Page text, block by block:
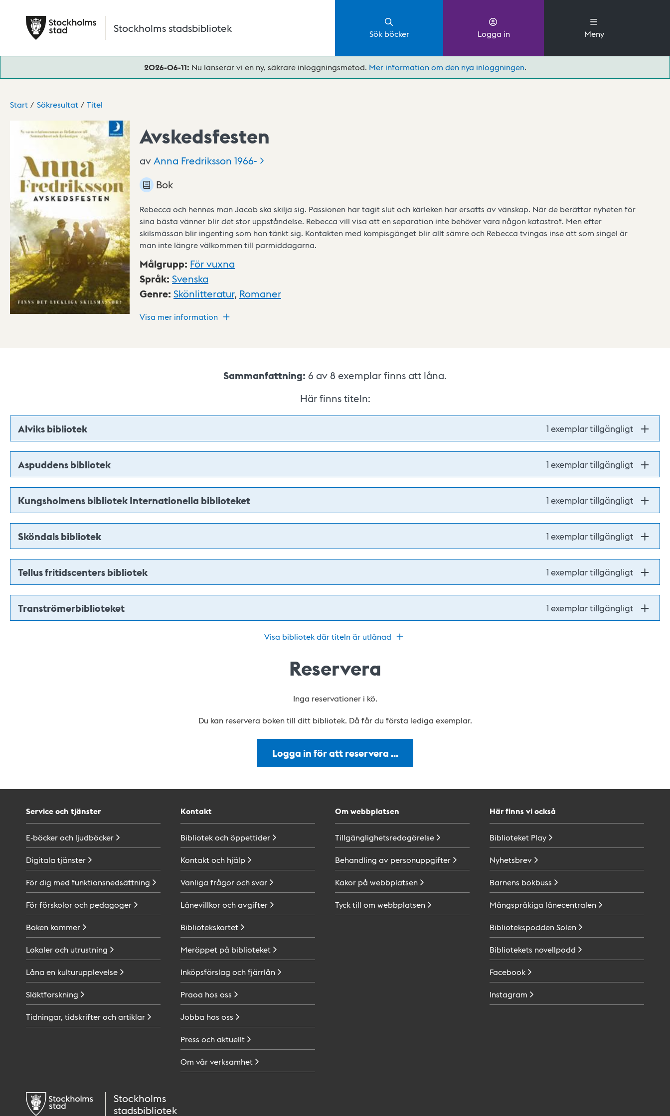
Stockholms stadsbibliotek Sök böcker Logga in Meny
2026-06-11: Nu lanserar vi en ny, säkrare inloggningsmetod. Mer information om den nya inloggningen.
Start Sökresultat Titel
Avskedsfesten
avAnna Fredriksson 1966-
Bok
Rebecca och hennes man Jacob ska skilja sig. Passionen har tagit slut och kärleken har ersatts av vänskap. När de berättar nyheten för
sina bästa vänner blir det stor uppståndelse. Rebecca vill visa att en separation inte behöver vara någon katastrof. Men efter
skilsmässan blir ingenting som hon tänkt sig. Kontakten med kompisgänget blir allt sämre och Rebecca tvingas inse att som singel är
man inte längre välkommen till parmiddagarna.
Målgrupp: För vuxna
Språk: Svenska
Genre: Skönlitteratur, Romaner
Visa mer information
Sammanfattning: 6 av 8 exemplar finns att låna.
Här finns titeln:
Alviks bibliotek 1 exemplar tillgängligt
Aspuddens bibliotek 1 exemplar tillgängligt
Kungsholmens bibliotek Internationella biblioteket 1 exemplar tillgängligt
Sköndals bibliotek 1 exemplar tillgängligt
Tellus fritidscenters bibliotek 1 exemplar tillgängligt
Tranströmerbiblioteket 1 exemplar tillgängligt
Visa bibliotek där titeln är utlånad
Reservera
Inga reservationer i kö.
Du kan reservera boken till ditt bibliotek. Då får du första lediga exemplar.
Logga in för att reservera …
Service och tjänster
E-böcker och ljudböcker
Digitala tjänster
För dig med funktionsnedsättning
För förskolor och pedagoger
Boken kommer
Lokaler och utrustning
Låna en kulturupplevelse
Släktforskning
Tidningar, tidskrifter ochartiklar
Kontakt
Bibliotek ochöppettider
Kontakt och hjälp
Vanliga frågor ochsvar
Lånevillkor ochavgifter
Bibliotekskortet
Meröppet på biblioteket
Inköpsförslag ochfjärrlån
Praoa hos oss
Jobba hos oss
Press ochaktuellt
Om vårverksamhet
Om webbplatsen
Tillgänglighetsredogörelse
Behandling av personuppgifter
Kakor på webbplatsen
Tyck till om webbplatsen
Här finns vi också
Biblioteket Play
Nyhetsbrev
Barnens bokbuss
Mångspråkiga lånecentralen
BibliotekspoddenSolen
Bibliotekets novellpodd
Facebook
Instagram
Stockholms
stadsbibliotek